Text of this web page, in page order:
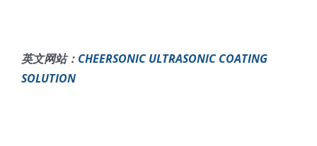
英文网站： CHEERSONIC ULTRASONIC COATING
SOLUTION